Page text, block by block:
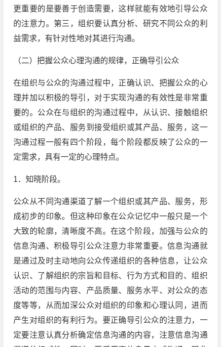
更重要的是要善于创造需要，这样就能有效地引导公众
的注意力。第三，组织要认真分析、研究不同公众的利
益需求，有针对性地对其进行沟通。
（二）把握公众心理沟通的规律，正确导引公众
在组织与公众的沟通过程中，正确认识、把握公众的心
理并加以积极的导引，对于实现沟通的有效性是非常重
要的。公众在与组织的沟通过程中，从认识、接触组织
或组织的产品、服务到接受组织或其产品、服务，这一
沟通过程一般有四个阶段，每个阶段都反映了公众的一
定需求，具有一定的心理特点。
1．知晓阶段。
公众从不同沟通渠道了解一个组织或其产品、服务，形
成初步的印象。但这种印象在公众记忆中一般只是一个
大致的轮廓，清晰度不高。在这个阶段，加强与公众的
信息沟通、积极导引公众注意力非常重要。信息沟通就
是通过及时主动地向公众传递组织的各种信息，让公众
认识、了解组织的宗旨和目标、行为方式和目的、组织
活动的范围与内容、产品质量、服务水平、对公众的态
度等等，从而加深公众对组织的印象和心理认同，进而
产生对组织的有利行为。要正确导引公众的注意力，一
定要注意认真分析确定信息沟通的内容，注意信息沟通